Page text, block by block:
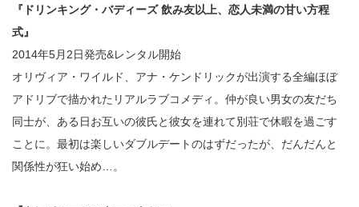
『ドリンキング・バディーズ 飲み友以上、恋人未満の甘い方程
式』
2014年5月2日発売&レンタル開始
オリヴィア・ワイルド、アナ・ケンドリックが出演する全編ほぼ
アドリブで描かれたリアルラブコメディ。仲が良い男女の友だち
同士が、ある日お互いの彼氏と彼女を連れて別荘で休暇を過ごす
ことに。最初は楽しいダブルデートのはずだったが、だんだんと
関係性が狂い始め…。